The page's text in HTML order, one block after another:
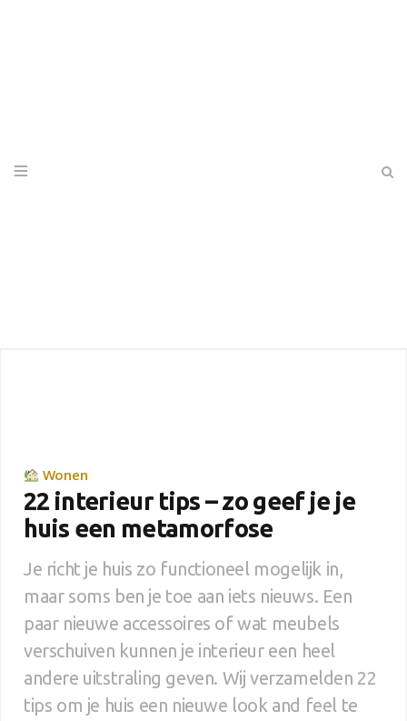
Wonen
22 interieur tips – zo geef je je
huis een metamorfose
Je richt je huis zo functioneel mogelijk in,
maar soms ben je toe aan iets nieuws. Een
paar nieuwe accessoires of wat meubels
verschuiven kunnen je interieur een heel
andere uitstraling geven. Wij verzamelden 22
tips om je huis een nieuwe look and feel te